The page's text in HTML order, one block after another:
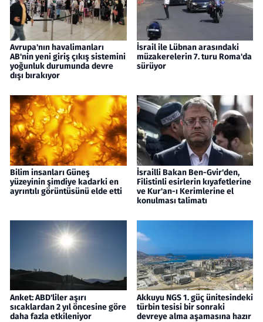
Avrupa'nın havalimanları
AB'nin yeni giriş çıkış sistemini
yoğunluk durumunda devre
dışı bırakıyor
İsrail ile Lübnan arasındaki
müzakerelerin 7. turu Roma'da
sürüyor
Bilim insanları Güneş
yüzeyinin şimdiye kadarki en
ayrıntılı görüntüsünü elde etti
İsrailli Bakan Ben-Gvir'den,
Filistinli esirlerin kıyafetlerine
ve Kur'an-ı Kerimlerine el
konulması talimatı
Anket: ABD'liler aşırı
sıcaklardan 2 yıl öncesine göre
daha fazla etkileniyor
Akkuyu NGS 1. güç ünitesindeki
türbin tesisi bir sonraki
devreye alma aşamasına hazır